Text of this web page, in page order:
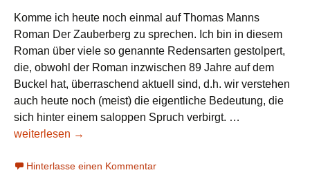
Komme ich heute noch einmal auf Thomas Manns
Roman Der Zauberberg zu sprechen. Ich bin in diesem
Roman über viele so genannte Redensarten gestolpert,
die, obwohl der Roman inzwischen 89 Jahre auf dem
Buckel hat, überraschend aktuell sind, d.h. wir verstehen
auch heute noch (meist) die eigentliche Bedeutung, die
sich hinter einem saloppen Spruch verbirgt. …
weiterlesen →
Hinterlasse einen Kommentar